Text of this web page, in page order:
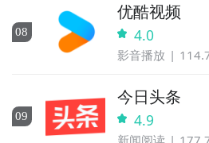
08
优酷视频
4.0
影音播放
09
今日头条
4.9
新闻阅读